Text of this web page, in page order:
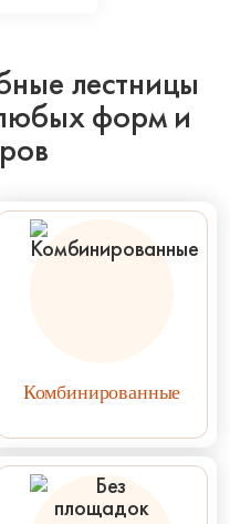
лестницы
форм и
Комбинированные